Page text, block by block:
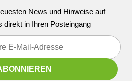
News und Hinweise auf
direkt in Ihren Posteingang